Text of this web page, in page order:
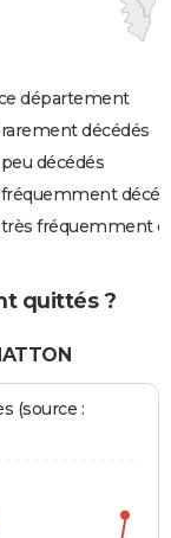
département
décédés
décédés
fréquemment
quittés ?
(source :